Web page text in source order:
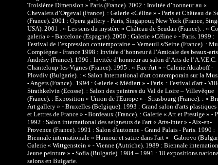
Troisième Dimension » Paris (France). 2002 : Invitée d’honneur au «
Chevalets d’Orgeval (France). : Galerie «Céline » - Paris et Château de
(France). 2001 : Opera gallery - Paris, Singapour, New York (France,
USA). 2001 : « Les sens du mystère » Château de Seudan (France). : «
galeria » - Barcelone (Espagne). 2000 : Galerie «Céline » - Paris. 1999 :
Festival de l’expression contemporaine – Verneuil s/Seine (France). :
Compiègne - France 1998 : Invitée d’honneur à l’Amicale des beaux-
Andrésy (France). 1996 : Invitée d’honneur au salon d’Arts de l’A.V.E.C.
Chanteloup-les-Vignes (France). 1995 : « Fax-Art » - Galerie Akraboff -
Plovdiv (Bulgarie). : « Salon International d'art contemporain sur la
- Angers (France) . 1994 : Galerie « Médiart » - Paris. : Festival d'art -
Strathkelvin (Ecosse). : Salon des peintres du Val de Loire – Villevêque
(France). : Exposition « Union de l'Europe » - Strasbourg (France). : «
Art gallery » - Bruxelles (Belgique). 1993 : Grand salon d'arts plastiques
et Lettres de France » - Bordeaux (France). : Galerie « Art et Prestige » -
1992 : Salon international des seigneurs de l'art « Arts-Inter » - Aix-en-
Provence (France). 1991 : Salon d'automne - Grand Palais - Paris. 1990 :
Biennale internationale « Humour et satire dans l'art » - Gabrovo
Galerie « Wittgenstein » - Vienne (Autriche). 1989 : Biennale
Jeune peinture » - Sofia (Bulgarie). 1984 – 1991 : 18 expositions
salons en Bulgarie.